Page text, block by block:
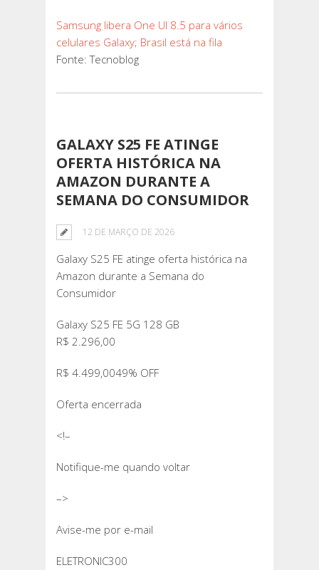
Samsung libera One UI 8.5 para vários
celulares Galaxy; Brasil está na fila
Fonte: Tecnoblog
GALAXY S25 FE ATINGE
OFERTA HISTÓRICA NA
AMAZON DURANTE A
SEMANA DO CONSUMIDOR
12 DE MARÇO DE 2026
Galaxy S25 FE atinge oferta histórica na
Amazon durante a Semana do
Consumidor
Galaxy S25 FE 5G 128 GB
R$ 2.296,00
R$ 4.499,0049% OFF
Oferta encerrada
<!–
Notifique-me quando voltar
–>
Avise-me por e-mail
ELETRONIC300